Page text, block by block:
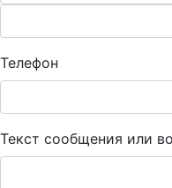
Телефон
Текст сообщения или